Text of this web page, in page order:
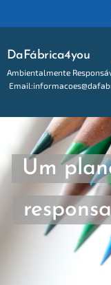
DaFábrica4you
Ambientalmente
Um